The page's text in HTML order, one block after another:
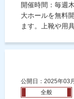
開催時間：毎週
大ホールを無料
ます。上靴や用
公開日：2025年03
全般